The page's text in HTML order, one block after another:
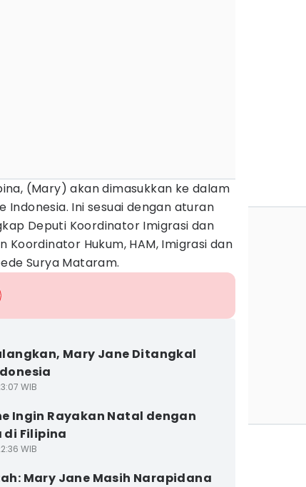
(Mary) akan dimasukkan ke dalam
Ini sesuai dengan aturan
Deputi Koordinator Imigrasi dan
Hukum, HAM, Imigrasi dan
Surya Mataram.
Mary Jane Ditangkal
WIB
Ingin Rayakan Natal dengan
di Filipina
WIB
Mary Jane Masih Narapidana